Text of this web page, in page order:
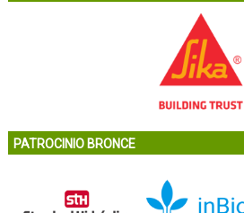
PATROCINIO BRONCE